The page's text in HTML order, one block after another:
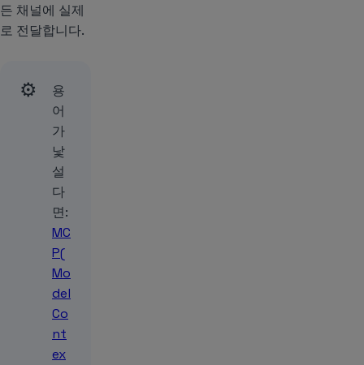
든 채널에 실제
로 전달합니다.
⚙️
용
어
가
낯
설
다
면:
MC
P(
Mo
del
Co
nt
ex